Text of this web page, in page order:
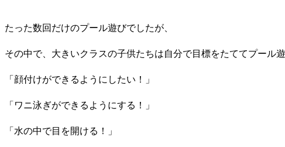
たった数回だけのプール遊びでしたが、
その中で、大きいクラスの子供たちは自分で目標をたててプール
「顔付けができるようにしたい！」
「ワニ泳ぎができるようにする！」
「水の中で目を開ける！」